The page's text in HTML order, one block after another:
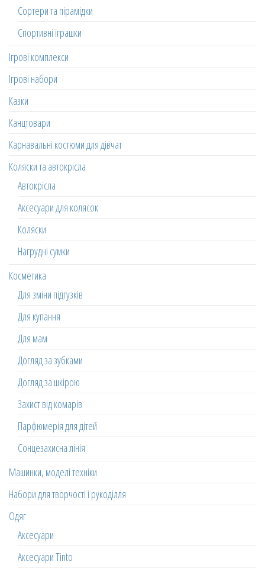
Сортери та пірамідки
Спортивні іграшки
Ігрові комплекси
Ігрові набори
Казки
Канцтовари
Карнавальні костюми для дівчат
Коляски та автокрісла
Автокрісла
Аксесуари для колясок
Коляски
Нагрудні сумки
Косметика
Для зміни підгузків
Для купання
Для мам
Догляд за зубками
Догляд за шкірою
Захист від комарів
Парфюмерія для дітей
Сонцезахисна лінія
Машинки, моделі техніки
Набори для творчості і рукоділля
Одяг
Аксесуари
Аксесуари Tinto